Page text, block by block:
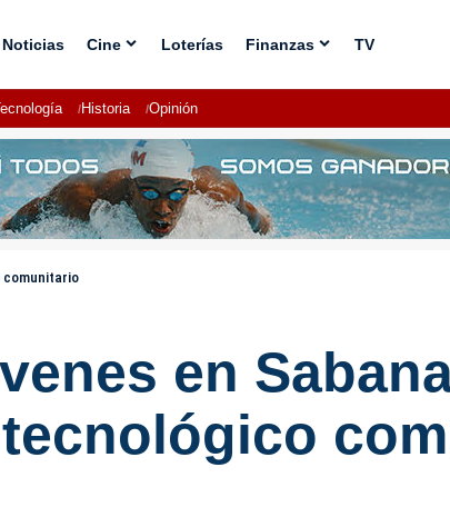
Noticias Cine Loterías Finanzas TV
Historia Opinión
comunitario
en